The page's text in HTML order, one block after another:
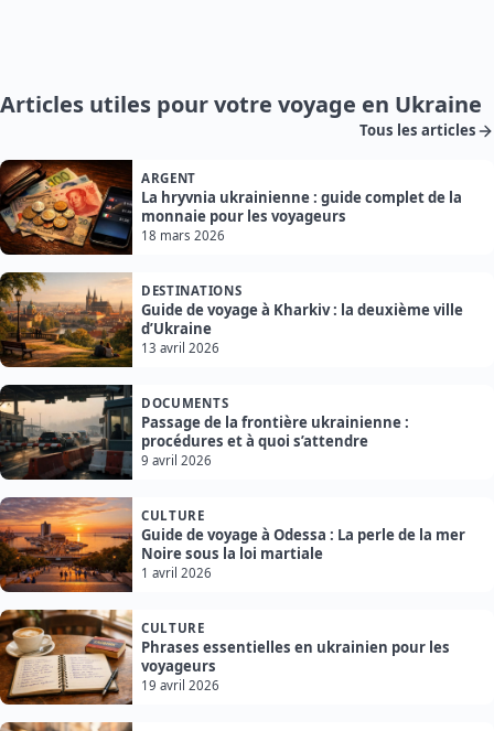
Articles utiles pour votre voyage en Ukraine
Tous les articles
ARGENT
La hryvnia ukrainienne : guide complet de la
monnaie pour les voyageurs
18 mars 2026
DESTINATIONS
Guide de voyage à Kharkiv : la deuxième ville
d’Ukraine
13 avril 2026
DOCUMENTS
Passage de la frontière ukrainienne :
procédures et à quoi s’attendre
9 avril 2026
CULTURE
Guide de voyage à Odessa : La perle de la mer
Noire sous la loi martiale
1 avril 2026
CULTURE
Phrases essentielles en ukrainien pour les
voyageurs
19 avril 2026